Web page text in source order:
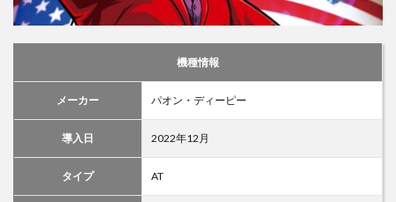
機種情報
メーカー パオン・ディーピー
導入日 2022年12月
タイプ AT